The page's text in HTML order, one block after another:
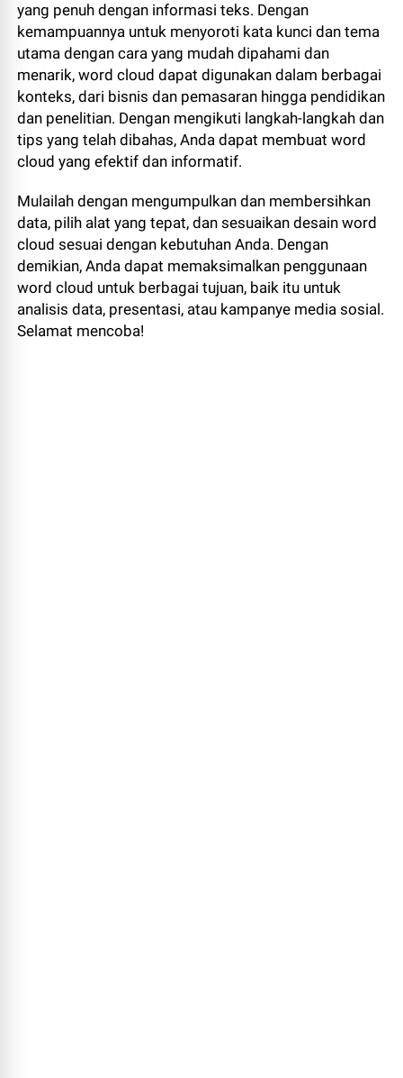
yang penuh dengan informasi teks. Dengan
kemampuannya untuk menyoroti kata kunci dan tema
utama dengan cara yang mudah dipahami dan
menarik, word cloud dapat digunakan dalam berbagai
konteks, dari bisnis dan pemasaran hingga pendidikan
dan penelitian. Dengan mengikuti langkah-langkah dan
tips yang telah dibahas, Anda dapat membuat word
cloud yang efektif dan informatif.
Mulailah dengan mengumpulkan dan membersihkan
data, pilih alat yang tepat, dan sesuaikan desain word
cloud sesuai dengan kebutuhan Anda. Dengan
demikian, Anda dapat memaksimalkan penggunaan
word cloud untuk berbagai tujuan, baik itu untuk
analisis data, presentasi, atau kampanye media sosial.
Selamat mencoba!